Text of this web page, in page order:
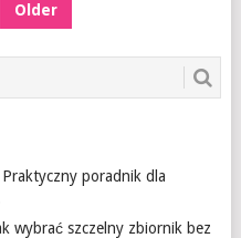
Older
poradnik dla
wybrać szczelny zbiornik bez